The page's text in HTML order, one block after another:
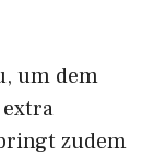
um dem
zudem